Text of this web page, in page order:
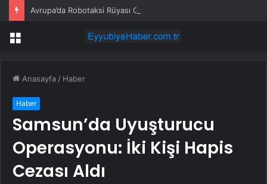
Avrupa’da Robotaksi Rüyası Gerçekleşemiyor
Menü
Anasayfa / Haber
Haber
Samsun’da Uyuşturucu
Operasyonu: İki Kişi Hapis
Cezası Aldı